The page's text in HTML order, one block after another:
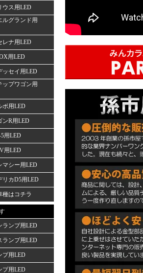
ウス用LED
ルグランド用
レナ用LED
用LED
ッセイ用LED
ップワゴン用
ボ用LED
ンR用LED
用LED
用LED
マシー用LED
リカD5用LED
種はコチラ
ランプ用LED
ランプ用LED
プ用LED
プ用LED